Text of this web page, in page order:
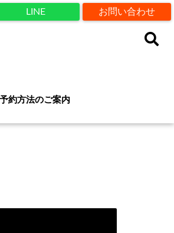
お問い合わせ
LINE
予約方法のご案内